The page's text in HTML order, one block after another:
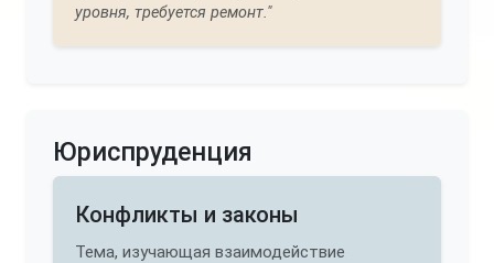
уровня, требуется ремонт."
Юриспруденция
Конфликты и законы
Тема, изучающая взаимодействие